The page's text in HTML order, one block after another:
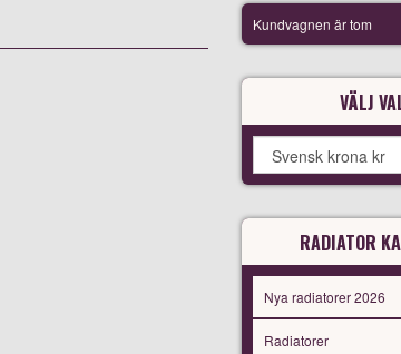
Kundvagnen är tom
VÄLJ
RADIATOR
Nya radiatorer 2026
Radiatorer